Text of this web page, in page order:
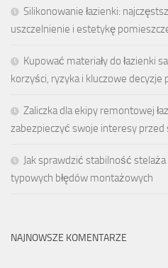
Silikonowanie łazienki:
uszczelnienie i estetykę
Kupować materiały do łazienki
korzyści, ryzyka i kluczowe decyzje
Zaliczka dla ekipy remontowej
zabezpieczyć swoje interesy przed
Jak sprawdzić stabilność
typowych błędów montażowych
NAJNOWSZE KOMENTARZE